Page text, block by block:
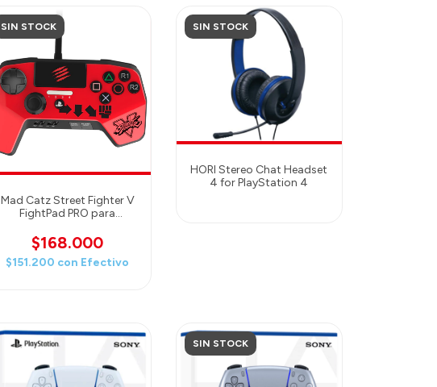
SIN STOCK
Mad Catz Street Fighter V
FightPad PRO para
PlayStation3
$168.000
$151.200 con Efectivo
SIN STOCK
HORI Stereo Chat Headset
4 for PlayStation 4
SIN STOCK